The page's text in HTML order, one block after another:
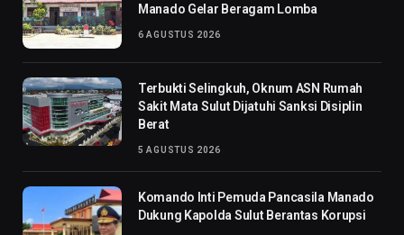
Manado Gelar Beragam Lomba
6 AGUSTUS 2026
Terbukti Selingkuh, Oknum ASN Rumah
Sakit Mata Sulut Dijatuhi Sanksi Disiplin
Berat
5 AGUSTUS 2026
Komando Inti Pemuda Pancasila Manado
Dukung Kapolda Sulut Berantas Korupsi